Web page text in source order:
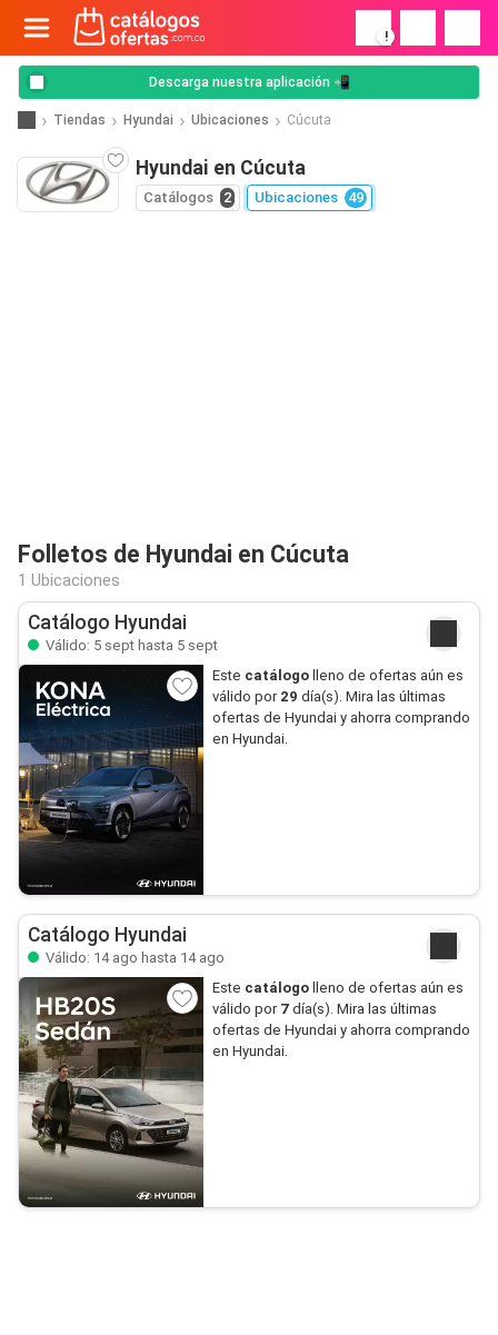
!
Descarga nuestra aplicación 📲
Tiendas Hyundai Ubicaciones Cúcuta
Hyundai en Cúcuta
Catálogos 2 Ubicaciones 49
Folletos de Hyundai en Cúcuta
1 Ubicaciones
Catálogo Hyundai
Válido: 5 sept hasta 5 sept
Este catálogolleno de ofertas aún es
válido por 29 día(s). Mira las últimas
ofertas de Hyundai y ahorra comprando
en Hyundai.
Catálogo Hyundai
Válido: 14 ago hasta 14 ago
Este catálogolleno de ofertas aún es
válido por 7día(s). Mira las últimas
ofertas de Hyundai y ahorra comprando
en Hyundai.